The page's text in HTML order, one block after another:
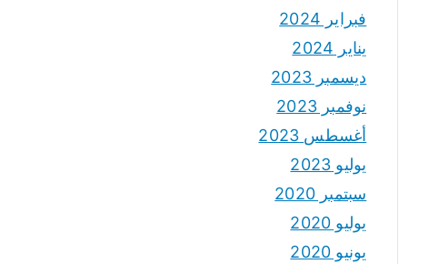
فبراير 2024
يناير 2024
ديسمبر 2023
نوفمبر 2023
أغسطس 2023
يوليو 2023
سبتمبر 2020
يوليو 2020
يونيو 2020